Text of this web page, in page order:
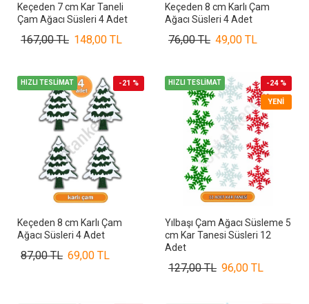
Keçeden 7 cm Kar Taneli
Çam Ağacı Süsleri 4 Adet
148,00 TL
167,00 TL
Keçeden 8 cm Karlı Çam
Ağacı Süsleri 4 Adet
49,00 TL
76,00 TL
HIZLI TESLİMAT -21 %
Keçeden 8 cm Karlı Çam
Ağacı Süsleri 4 Adet
69,00 TL
87,00 TL
HIZLI TESLİMAT
YENI
-24 %
Yılbaşı Çam Ağacı Süsleme 5
cm Kar Tanesi Süsleri 12
Adet
96,00 TL
127,00 TL